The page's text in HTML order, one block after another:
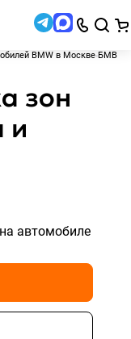
BMW в Москве БМВ
зон
и
автомобиле